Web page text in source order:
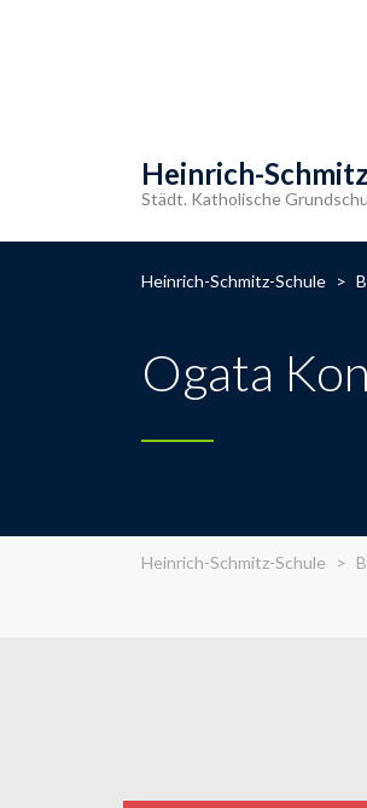
Heinrich-
Städt. Katholische
Heinrich-Schmitz-Schule >
Ogata
Heinrich-Schmitz-Schule >